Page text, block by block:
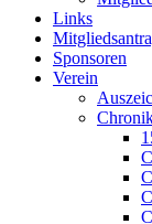
Links
Sponsoren
Verein